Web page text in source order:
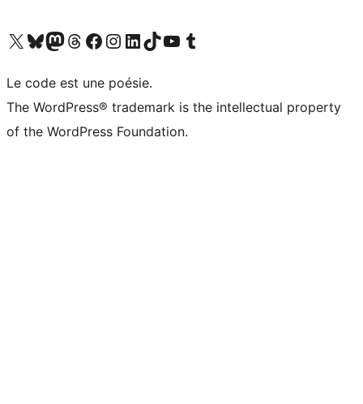
Visitez notre compte X (précédemment Twitter)
Visiter notre compte Bluesky
Visiter notre compte Mastodon
Visiter notre compte Threads
Consulter notre compte Facebook
Consulter notre compte Instagram
Consulter notre compte LinkedIn
Visiter notre compte TokTok
Visiter notre chaîne YouTube
Visiter notre compte Tumblr
Le code est une poésie.
The WordPress® trademark is the intellectual property
of the WordPress Foundation.